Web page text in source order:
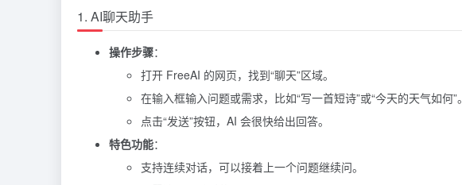
1. AI聊天助手
操作步骤：
打开 FreeAI 的网页，找到“聊天”区域。
在输入框输入问题或需求，比如“写一首短诗”或“今天的天气如何”。
点击“发送”按钮，AI 会很快给出回答。
特色功能：
支持连续对话，可以接着上一个问题继续问。